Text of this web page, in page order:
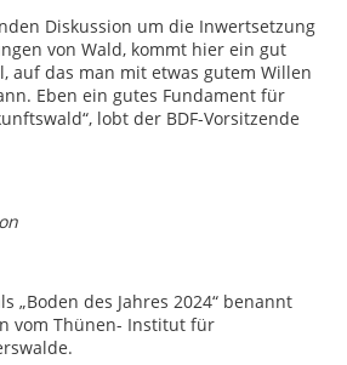
Diskussion um die Inwertsetzung
von Wald, kommt hier ein gut
auf das man mit etwas gutem Willen
Eben ein gutes Fundament für
lobt der BDF-Vorsitzende
„Boden des Jahres 2024“ benannt
vom Thünen- Institut für